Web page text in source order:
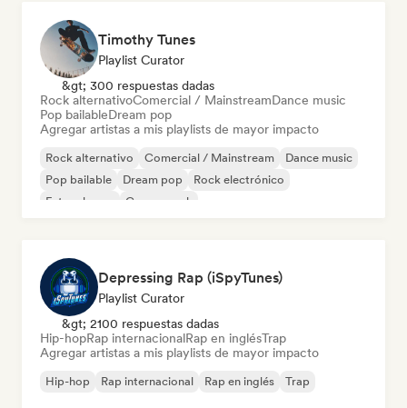
Timothy Tunes
Playlist Curator
&gt; 300 respuestas dadas
Rock alternativoComercial / MainstreamDance music
Pop bailableDream pop
Agregar artistas a mis playlists de mayor impacto
Rock alternativo Comercial / Mainstream
Dance music
Pop bailable
Dream pop
Rock electrónico
Future house
Garage rock
Depressing Rap (iSpyTunes)
Playlist Curator
&gt; 2100 respuestas dadas
Hip-hopRap internacionalRap en inglésTrap
Agregar artistas a mis playlists de mayor impacto
Hip-hop Rap internacional Rap en inglés Trap